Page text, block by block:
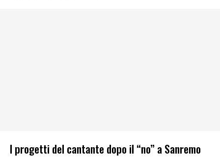
I progetti del cantante dopo il “no” a Sanremo